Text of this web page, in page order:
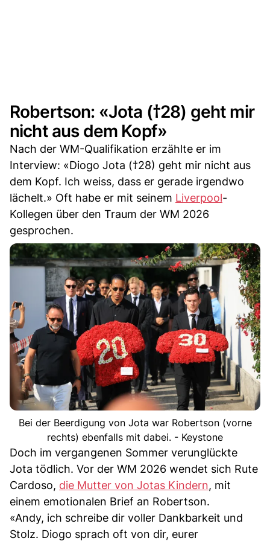
Robertson: «Jota (†28) geht mir
nicht aus dem Kopf»
Nach der WM-Qualifikation erzählte er im
Interview: «Diogo Jota (†28) geht mir nicht aus
dem Kopf. Ich weiss, dass er gerade irgendwo
lächelt.» Oft habe er mit seinem Liverpool-
Kollegen über den Traum der WM 2026
gesprochen.
Bei der Beerdigung von Jota war Robertson (vorne
rechts) ebenfalls mit dabei. - Keystone
Doch im vergangenen Sommer verunglückte
Jota tödlich. Vor der WM 2026 wendet sich Rute
Cardoso, die Mutter von Jotas Kindern, mit
einem emotionalen Brief an Robertson.
«Andy, ich schreibe dir voller Dankbarkeit und
Stolz. Diogo sprach oft von dir, eurer